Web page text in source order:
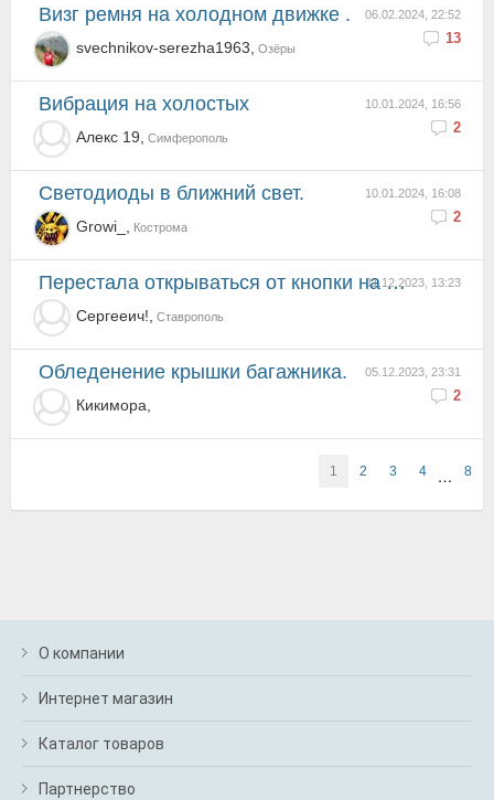
06.02.2024, 22:52
13
Визг ремня на холодном движке .
svechnikov-serezha1963, Озёры
10.01.2024, 16:56
2
Вибрация на холостых
Алекс 19, Симферополь
10.01.2024, 16:08
2
Светодиоды в ближний свет.
Growi_, Кострома
11.12.2023, 13:23
перестала открываться от кнопки на двери
Сергееич!, Ставрополь
05.12.2023, 23:31
2
Обледенение крышки багажника.
Кикимора,
1 2 3 4 … 8
О компании
Интернет магазин
Каталог товаров
Партнерство